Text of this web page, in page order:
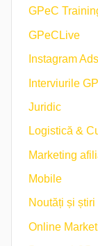
GPeC
GPeCLive
Instagram Ads
Interviurile
Juridic
Logistică &
Marketing
Mobile
Noutăți și știri
Online